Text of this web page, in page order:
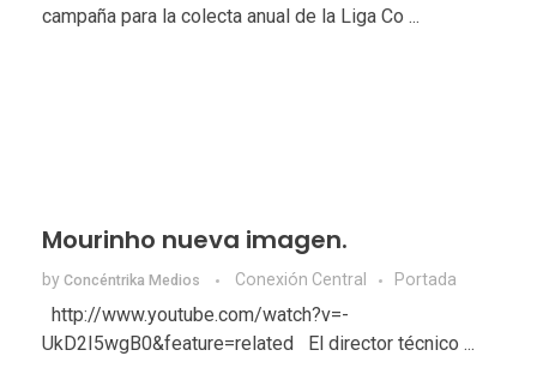
campaña para la colecta anual de la Liga Co ...
Mourinho nueva imagen.
by Concéntrika Medios Conexión Central Portada
http://www.youtube.com/watch?v=-
UkD2I5wgB0&feature=related El director técnico ...